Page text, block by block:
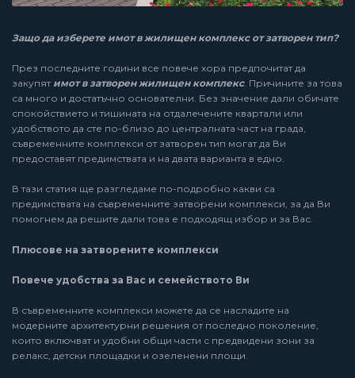
Защо да изберете имот в жилищен комплекс от затворен тип?
През последните години все повече хора предпочитат да
закупят имот в затворен жилищен комплекс. Причините за това
са много и достатъчно основателни. Без значение дали обичате
спокойствието и тишината на отдалечените квартали или
удобството да сте по-близо до централната част на града,
съвременните комплекси от затворен тип могат да Ви
предоставят предимствата и на двата варианта в едно.
В тази статия ще разгледаме по-подробно какви са
предимствата на съвременните затворени комплекси, за да Ви
помогнем да решите дали това е подходящ избор и за Вас.
Плюсове на затворените комплекси
Повече удобства за Вас и семейството Ви
В съвременните комплекси можете да се насладите на
модерните архитектурни решения от последно поколение,
които включват и удобни общи части с предвидени зони за
релакс, детски площадки и озеленени площи.